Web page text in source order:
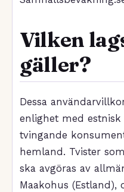
Vilken
gäller?
Dessa
enlighet med
tvingande
hemland. Tvister
ska avgöras av
Maakohus